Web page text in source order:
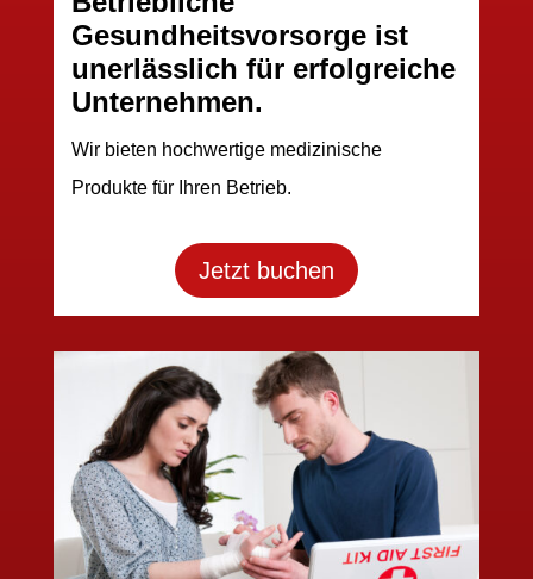
Gesundheitsvorsorge ist
unerlässlich für erfolgreiche
Unternehmen.
Wir bieten hochwertige medizinische
Produkte für Ihren Betrieb.
Jetzt buchen